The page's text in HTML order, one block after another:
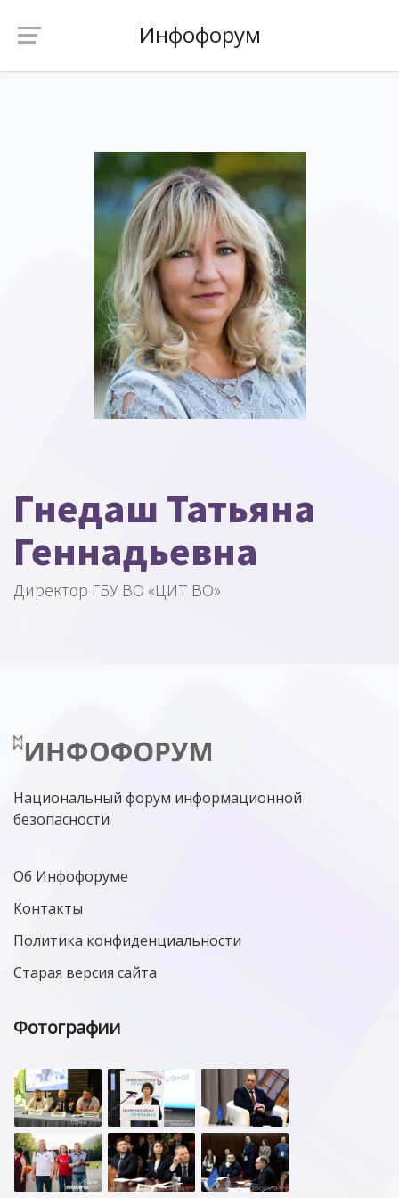
Инфофорум
Гнедаш Татьяна
Геннадьевна
Директор ГБУ ВО «ЦИТ ВО»
Национальный форум информационной
безопасности
Об Инфофоруме
Контакты
Политика конфиденциальности
Старая версия сайта
Фотографии